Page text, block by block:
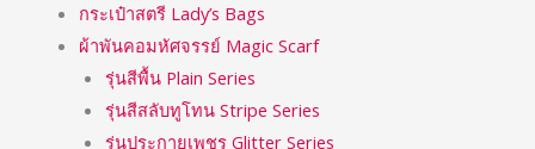
กระเป๋าสตรี Lady’s Bags
ผ้าพันคอมหัศจรรย์ Magic Scarf
รุ่นสีพื้น Plain Series
รุ่นสีสลับทูโทน Stripe Series
รุ่นประกายเพชร Glitter Series